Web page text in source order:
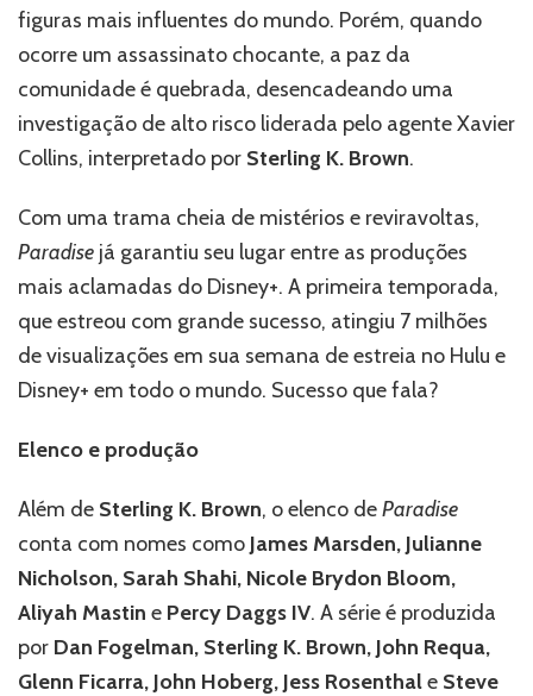
figuras mais influentes do mundo. Porém, quando
ocorre um assassinato chocante, a paz da
comunidade é quebrada, desencadeando uma
investigação de alto risco liderada pelo agente Xavier
Collins, interpretado por Sterling K. Brown.
Com uma trama cheia de mistérios e reviravoltas,
Paradise já garantiu seu lugar entre as produções
mais aclamadas do Disney+. A primeira temporada,
que estreou com grande sucesso, atingiu 7 milhões
de visualizações em sua semana de estreia no Hulu e
Disney+ em todo o mundo. Sucesso que fala?
Elenco e produção
Além de Sterling K. Brown, o elenco deParadise
conta com nomes como James Marsden, Julianne
Nicholson, Sarah Shahi, Nicole Brydon Bloom,
Aliyah Mastin e Percy Daggs IV. A série é produzida
por Dan Fogelman, Sterling K. Brown, John Requa,
Glenn Ficarra, John Hoberg, Jess Rosenthale Steve